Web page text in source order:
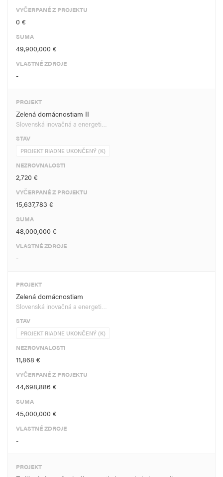
VYČERPANÉ Z PROJEKTU
0 €
SUMA
49,900,000 €
VLASTNÉ ZDROJE
-
PROJEKT
Zelená domácnostiam II
Slovenská inovačná a energeti…
STAV
PROJEKT RIADNE UKONČENÝ (K)
NEZROVNALOSTI
2,720 €
VYČERPANÉ Z PROJEKTU
15,637,783 €
SUMA
48,000,000 €
VLASTNÉ ZDROJE
-
PROJEKT
Zelená domácnostiam
Slovenská inovačná a energeti…
STAV
PROJEKT RIADNE UKONČENÝ (K)
NEZROVNALOSTI
11,868 €
VYČERPANÉ Z PROJEKTU
44,698,886 €
SUMA
45,000,000 €
VLASTNÉ ZDROJE
-
PROJEKT